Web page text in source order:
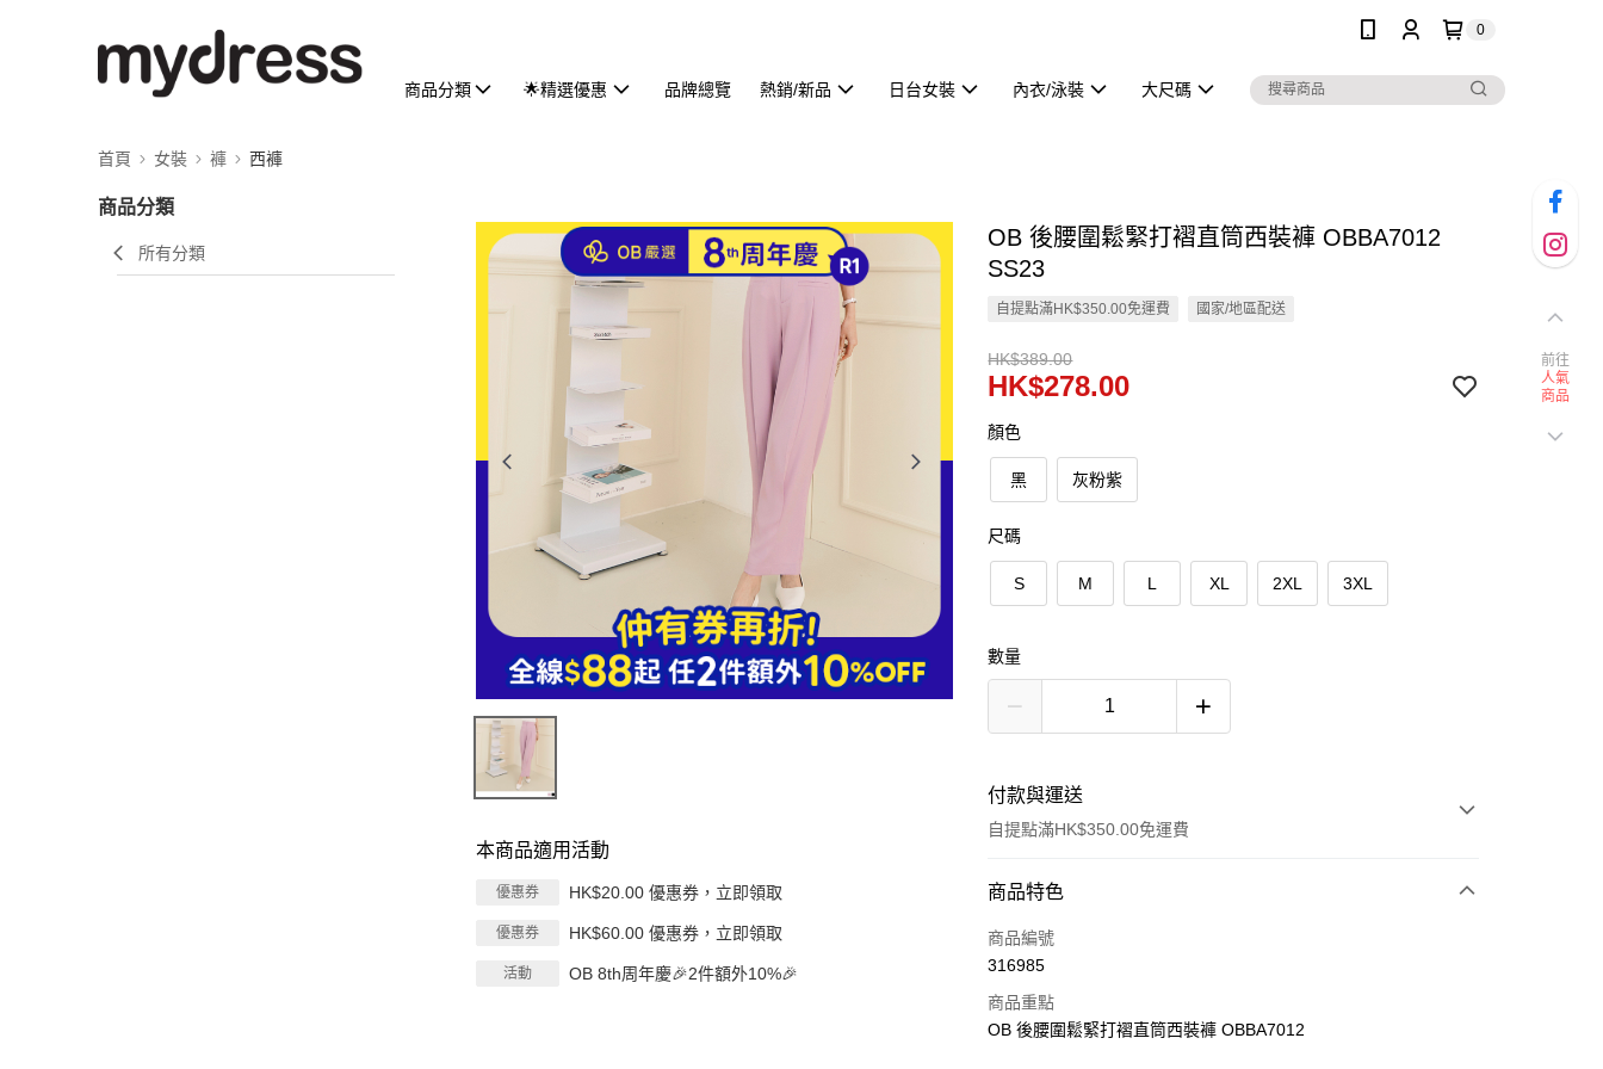
0
商品分類 🌟精選優惠 品牌總覽 熱銷/新品 日台女裝 內衣/泳裝 大尺碼
首頁 女裝 褲 西褲
商品分類
所有分類
本商品適用活動
優惠券 HK$20.00 優惠券，立即領取
優惠券 HK$60.00 優惠券，立即領取
活動 OB 8th周年慶🎉2件額外10%🎉
OB 後腰圍鬆緊打褶直筒西裝褲 OBBA7012
SS23
自提點滿HK$350.00免運費 國家/地區配送
HK$389.00
HK$278.00
顏色
黑 灰粉紫
尺碼
S M L XL 2XL 3XL
數量
付款與運送
自提點滿HK$350.00免運費
付款方式
信用卡
AlipayHK
商品特色
商品編號
316985
商品重點
OB 後腰圍鬆緊打褶直筒西裝褲 OBBA7012
前往
人氣
商品